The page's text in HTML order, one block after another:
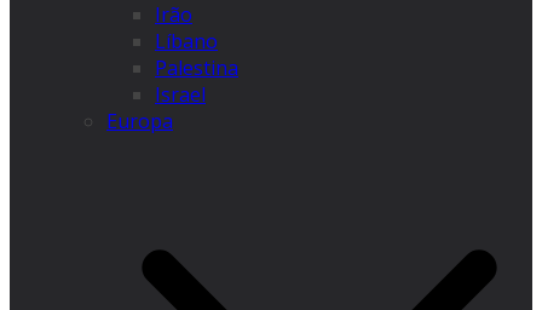
Irão
Líbano
Palestina
Israel
Europa